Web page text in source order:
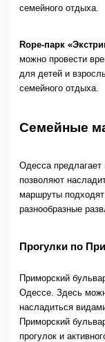
семейного отдыха.
Rope-парк
можно провести
для детей и
семейного отдыха.
Семейные
Одесса
позволяют
маршруты
разнообразные
Прогулки по
Приморский
Одессе. Здесь
насладиться
Приморский
прогулок и